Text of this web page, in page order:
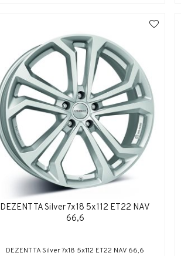
DEZENT TA Silver 7x18 5x112 ET22 NAV
66,6
DEZENT TA Silver 7x18 5x112 ET22 NAV 66,6